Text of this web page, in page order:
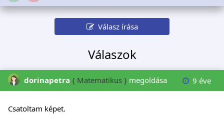
Válasz írása
Válaszok
dorinapetra { Matematikus } megoldása 9 éve
Csatoltam képet.